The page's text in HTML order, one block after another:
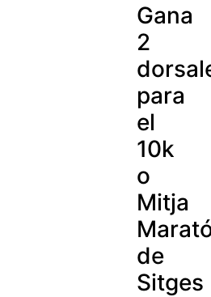
Gana
2
para
el
10k
o
Mitja
de
Sitges